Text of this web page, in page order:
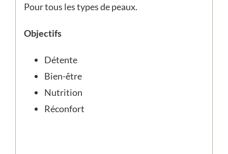
Pour tous les types de peaux.
Objectifs
Détente
Bien-être
Nutrition
Réconfort